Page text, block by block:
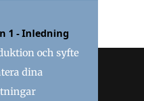
1 - Inledning
och syfte
dina